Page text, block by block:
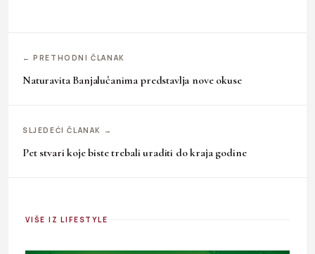
← PRETHODNI ČLANAK
Naturavita Banjalučanima predstavlja nove okuse
SLJEDEĆI ČLANAK →
Pet stvari koje biste trebali uraditi do kraja godine
VIŠE IZ LIFESTYLE